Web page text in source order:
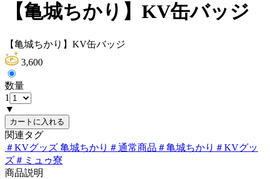
【亀城ちかり】KV缶バッジ
【亀城ちかり】KV缶バッジ
3,600
数量
1
▼
カートに入れる
関連タグ
＃KVグッズ 亀城ちかり ＃通常商品 ＃亀城ちかり ＃KVグッ
ズ＃ ミュゥ寮
商品説明